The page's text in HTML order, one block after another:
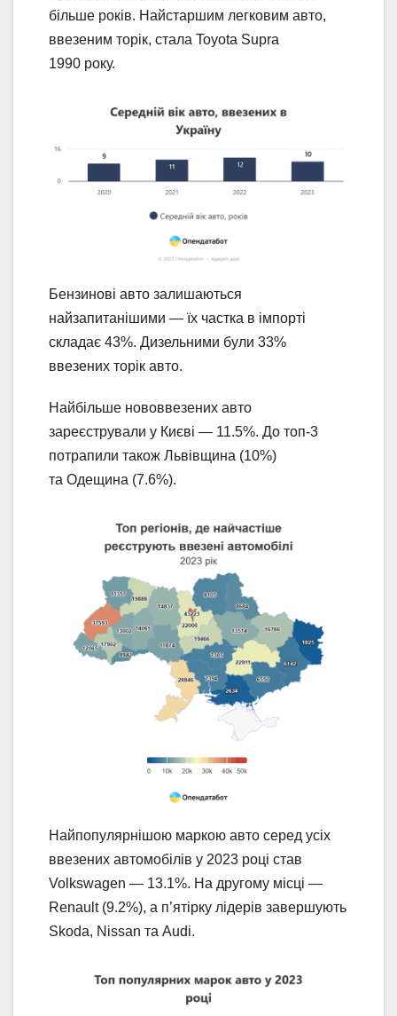
більше років. Найстаршим легковим авто,
ввезеним торік, стала Toyota Supra
1990 року.
Бензинові авто залишаються
найзапитанішими — їх частка в імпорті
складає 43%. Дизельними були 33%
ввезених торік авто.
Найбільше нововвезених авто
зареєстрували у Києві — 11.5%. До топ-3
потрапили також Львівщина (10%)
та Одещина (7.6%).
Найпопулярнішою маркою авто серед усіх
ввезених автомобілів у 2023 році став
Volkswagen — 13.1%. На другому місці —
Renault (9.2%), а п’ятірку лідерів завершують
Skoda, Nissan та Audi.